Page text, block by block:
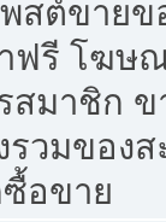
สต์ขาย
ฟรี โฆษ
สมาชิก ข
รวมของ
ซื้อขาย